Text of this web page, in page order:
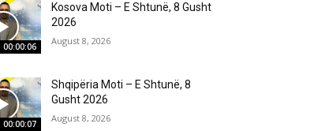
00:00:06
Kosova Moti – E Shtunë, 8 Gusht
2026
August 8, 2026
00:00:07
Shqipëria Moti – E Shtunë, 8
Gusht 2026
August 8, 2026